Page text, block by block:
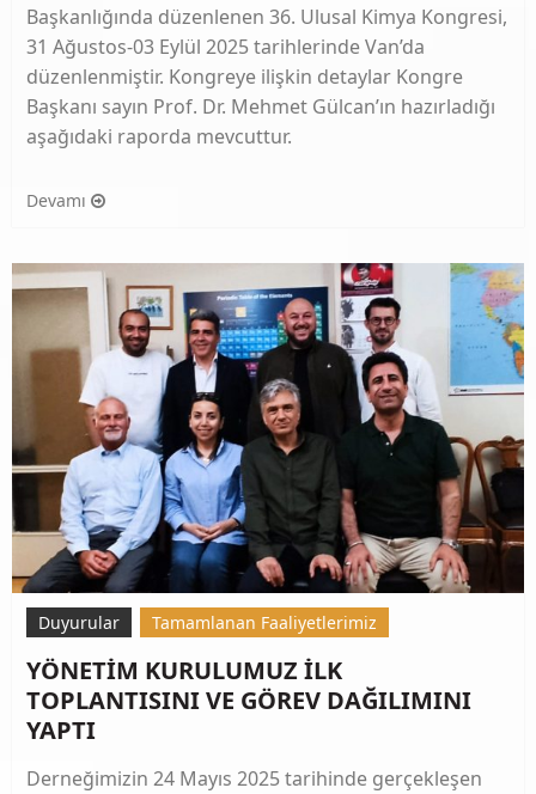
Başkanlığında düzenlenen 36. Ulusal Kimya Kongresi,
31 Ağustos-03 Eylül 2025 tarihlerinde Van’da
düzenlenmiştir. Kongreye ilişkin detaylar Kongre
Başkanı sayın Prof. Dr. Mehmet Gülcan’ın hazırladığı
aşağıdaki raporda mevcuttur.
Devamı
Duyurular Tamamlanan Faaliyetlerimiz
YÖNETİM KURULUMUZ İLK
TOPLANTISINI VE GÖREV DAĞILIMINI
YAPTI
Derneğimizin 24 Mayıs 2025 tarihinde gerçekleşen